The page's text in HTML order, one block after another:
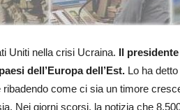
Uniti nella crisi Ucraina. Il
dell’Europa dell’Est. Lo ha
come ci sia un timore
Nei giorni scorsi, la notizia che